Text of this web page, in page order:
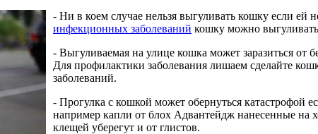
- Ни в коем случае нельзя выгуливать кошку если ей
инфекционных заболеваний кошку можно выгуливать
- Выгуливаемая на улице кошка может заразиться
Для профилактики заболевания лишаем сделайте
заболеваний.
- Прогулка с кошкой может обернуться катастрофой
например капли от блох Адвантейдж нанесенные на
клещей уберегут и от глистов.